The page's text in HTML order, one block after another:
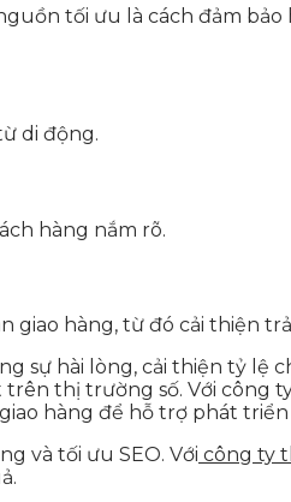
tối ưu là cách đảm bảo
di động.
hàng nắm rõ.
giao hàng, từ đó cải thiện
sự hài lòng, cải thiện tỷ lệ
thị trường số. Với công
hàng để hỗ trợ phát
và tối ưu SEO. Với công ty